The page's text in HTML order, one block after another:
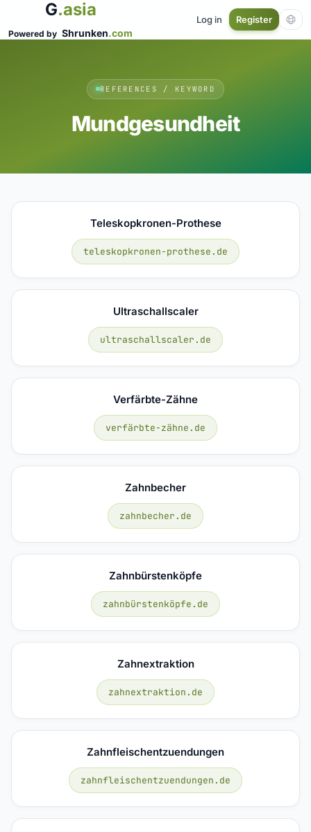
G.asia
Powered by Shrunken.com
Log in Register
REFERENCES / KEYWORD
Mundgesundheit
Teleskopkronen-Prothese
teleskopkronen-prothese.de
Ultraschallscaler
ultraschallscaler.de
Verfärbte-Zähne
verfärbte-zähne.de
Zahnbecher
zahnbecher.de
Zahnbürstenköpfe
zahnbürstenköpfe.de
Zahnextraktion
zahnextraktion.de
Zahnfleischentzuendungen
zahnfleischentzuendungen.de